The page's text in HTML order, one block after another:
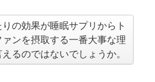
りの効果が睡眠サプリからト
ァンを摂取する一番大事な理
るのではないでしょうか。